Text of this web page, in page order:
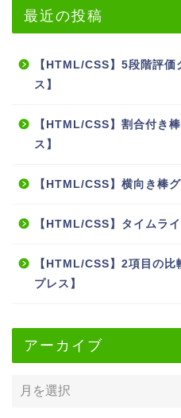
最近の投稿
【HTML/CSS】5段階評
ス】
【HTML/CSS】割合付き
ス】
【HTML/CSS】横向き棒
【HTML/CSS】タイムラ
【HTML/CSS】2項目の
プレス】
アーカイブ